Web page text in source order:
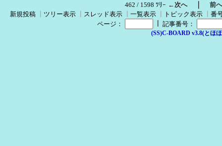
462 / 1598 ﾂﾘｰ ←次へ｜ 前
新規投稿
ツリー表示 スレッド表示 一覧表示 トピック表示
番
ページ：
記事番号：
(SS)C-BOARD v3.8(とほ